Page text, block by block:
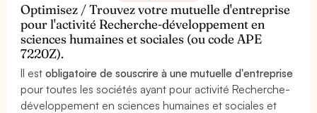
Optimisez / Trouvez votre mutuelle d'entreprise
pour l'activité Recherche-développement en
sciences humaines et sociales (ou code APE
7220Z).
Il estobligatoire de souscrire à une mutuelle d'entreprise
pour toutes les sociétés ayant pour activité Recherche-
développement en sciences humaines et sociales et